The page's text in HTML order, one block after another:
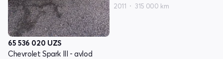
65 536 020 UZS
Chevrolet Spark III - avlod
2011 315 000 km